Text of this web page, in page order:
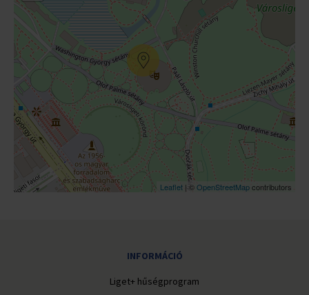
Leaflet | ©OpenStreetMapcontributors
INFORMÁCIÓ
Liget+ hűségprogram